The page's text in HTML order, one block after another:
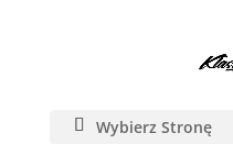
Wybierz Stronę